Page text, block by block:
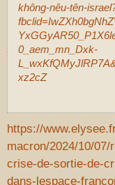
không-nêu-tên-
0_aem_mn_Dxk-
xz2cZ
https://
macron/2024/10/
crise-de-sortie-de-
dans-lespace-